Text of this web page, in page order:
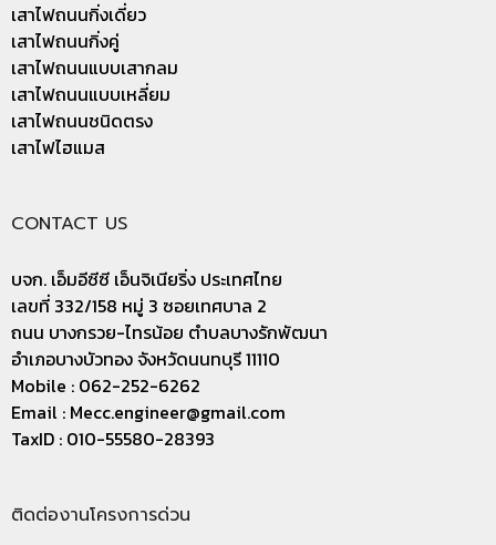
เสาไฟถนนกิ่งเดี่ยว
เสาไฟถนนกิ่งคู่
เสาไฟถนนแบบเสากลม
เสาไฟถนนแบบเหลี่ยม
เสาไฟถนนชนิดตรง
เสาไฟไฮแมส
CONTACT US
บจก. เอ็มอีซีซี เอ็นจิเนียริ่ง ประเทศไทย
เลขที่ 332/158 หมู่ 3 ซอยเทศบาล 2
ถนน บางกรวย-ไทรน้อย ตำบลบางรักพัฒนา
อำเภอบางบัวทอง จังหวัดนนทบุรี 11110
Mobile : 062-252-6262
Email : Mecc.engineer@gmail.com
TaxID : 010-55580-28393
ติดต่องานโครงการด่วน